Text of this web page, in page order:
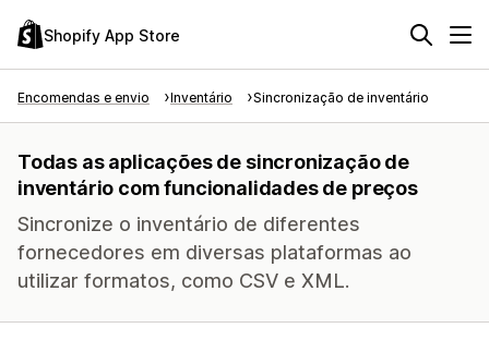
Shopify App Store
Encomendas e envio Inventário Sincronização de inventário
Todas as aplicações de sincronização de
inventário com funcionalidades de preços
Sincronize o inventário de diferentes
fornecedores em diversas plataformas ao
utilizar formatos, como CSV e XML.